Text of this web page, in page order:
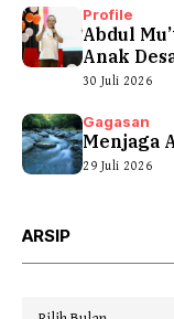
Profile
Abdul
Anak
30 Juli 2026
Gagasan
Menjaga
29 Juli 2026
ARSIP
Arsip